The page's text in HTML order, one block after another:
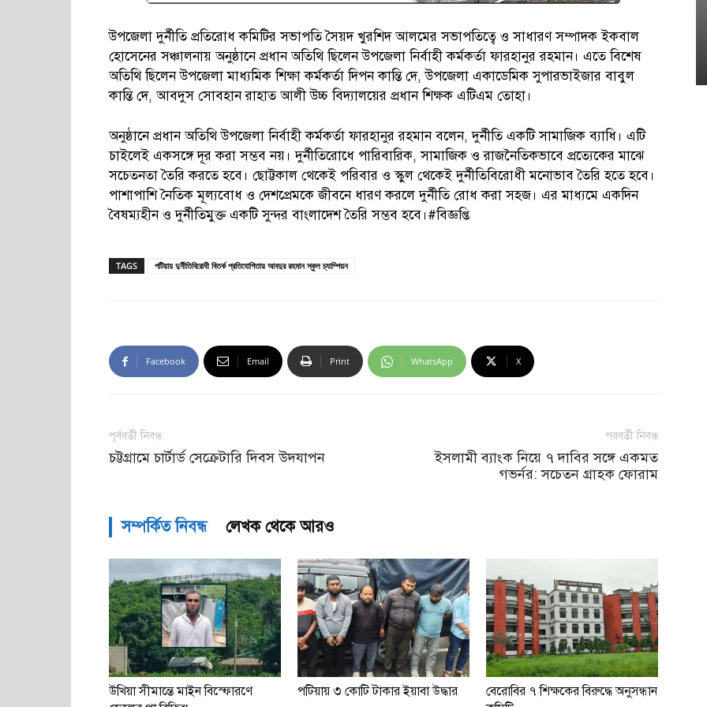
উপজেলা দুর্নীতি প্রতিরোধ কমিটির সভাপতি সৈয়দ খুরশিদ আলমের সভাপতিত্বে ও সাধারণ সম্পাদক ইকবাল
হোসেনের সঞ্চালনায় অনুষ্ঠানে প্রধান অতিথি ছিলেন উপজেলা নির্বাহী কর্মকর্তা ফারহানুর রহমান। এতে বিশেষ
অতিথি ছিলেন উপজেলা মাধ্যমিক শিক্ষা কর্মকর্তা দিপন কান্তি দে, উপজেলা একাডেমিক সুপারভাইজার বাবুল
কান্তি দে, আবদুস সোবহান রাহাত আলী উচ্চ বিদ্যালয়ের প্রধান শিক্ষক এটিএম তোহা।
অনুষ্ঠানে প্রধান অতিথি উপজেলা নির্বাহী কর্মকর্তা ফারহানুর রহমান বলেন, দুর্নীতি একটি সামাজিক ব্যাধি। এটি
চাইলেই একসঙ্গে দূর করা সম্ভব নয়। দুর্নীতিরোধে পারিবারিক, সামাজিক ও রাজনৈতিকভাবে প্রত্যেকের মাঝে
সচেতনতা তৈরি করতে হবে। ছোট্টকাল থেকেই পরিবার ও স্কুল থেকেই দুর্নীতিবিরোধী মনোভাব তৈরি হতে হবে।
পাশাপাশি নৈতিক মূল্যবোধ ও দেশপ্রেমকে জীবনে ধারণ করলে দুর্নীতি রোধ করা সহজ। এর মাধ্যমে একদিন
বৈষম্যহীন ও দুর্নীতিমুক্ত একটি সুন্দর বাংলাদেশ তৈরি সম্ভব হবে।#বিজ্ঞপ্তি
TAGS পটিয়ায় দুর্নীতিবিরোধী বিতর্ক প্রতিযোগিতায় আবদুর রহমান স্কুল চ্যাম্পিয়ন
Facebook Email Print WhatsApp X
পূর্ববর্তী নিবন্ধ
চট্টগ্রামে চার্টার্ড সেক্রেটারি দিবস উদযাপন
পরবর্তী নিবন্ধ
ইসলামী ব্যাংক নিয়ে ৭ দাবির সঙ্গে একমত
গভর্নর: সচেতন গ্রাহক ফোরাম
সম্পর্কিত নিবন্ধ লেখক থেকে আরও
উখিয়া সীমান্তে মাইন বিস্ফোরণে
পটিয়ায় ৩ কোটি টাকার ইয়াবা উদ্ধার
বেরোবির ৭ শিক্ষকের বিরুদ্ধে অনুসন্ধান